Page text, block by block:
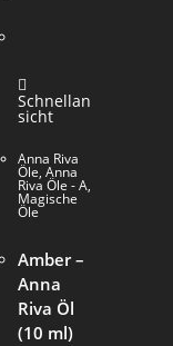
Schnellan
sicht
Anna Riva
Öle, Anna
Riva Öle - A,
Magische
Öle
Amber –
Anna
Riva Öl
(10 ml)